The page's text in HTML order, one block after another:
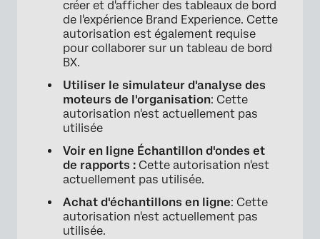
créer et d'afficher des tableaux de bord
de l'expérience Brand Experience. Cette
autorisation est également requise
pour collaborer sur un tableau de bord
BX.
Utiliser le simulateur d'analyse des
moteurs de l'organisation: Cette
autorisation n'est actuellement pas
utilisée
Voir en ligne Échantillon d'ondes et
de rapports : Cette autorisation n'est
actuellement pas utilisée.
Achat d'échantillons en ligne: Cette
autorisation n'est actuellement pas
utilisée.